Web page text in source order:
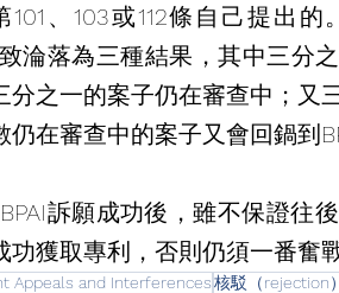
、103或112條自己提出
淪落為三種結果，其中三分
之一的案子仍在審查中；又
在審查中的案子又會回鍋到
獲取專利，否則仍須一番奮戰
Appeals and Interferences核駁（rejection）